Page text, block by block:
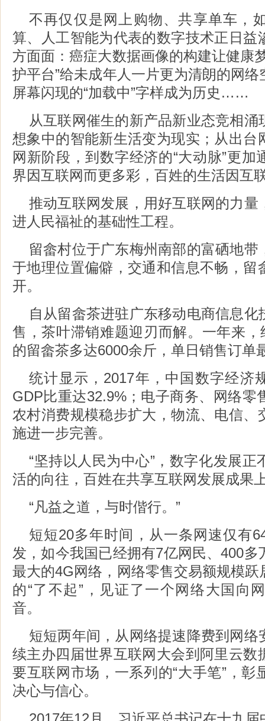
不再仅仅是网上购物、共享单车，
算、人工智能为代表的数字技术正日益
方面面：癌症大数据画像的构建让健康
护平台”给未成年人一片更为清朗的网络
屏幕闪现的“加载中”字样成为历史……
从互联网催生的新产品新业态竞相
想象中的智能新生活变为现实；从出台
网新阶段，到数字经济的“大动脉”更
界因互联网而更多彩，百姓的生活因互
推动互联网发展，用好互联网的力量
进人民福祉的基础性工程。
留畲村位于广东梅州南部的富硒地带
于地理位置偏僻，交通和信息不畅，留
开。
自从留畲茶进驻广东移动电商信息
售，茶叶滞销难题迎刃而解。一年来，
的留畲茶多达6000余斤，单日销售订单
统计显示，2017年，中国数字经济
GDP比重达32.9%；电子商务、网络零
农村消费规模稳步扩大，物流、电信、
施进一步完善。
“坚持以人民为中心”，数字化发展
活的向往，百姓在共享互联网发展成果
“凡益之道，与时偕行。”
短短20多年时间，从一条网速仅有
发，如今我国已经拥有7亿网民、400
最大的4G网络，网络零售交易额规模
的“了不起”，见证了一个网络大国向
音。
短短两年间，从网络提速降费到网络
续主办四届世界互联网大会到阿里云数
要互联网市场，一系列的“大手笔”，彰
决心与信心。